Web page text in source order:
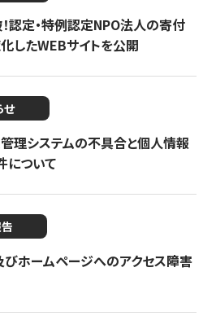
認定・特例認定NPO法人の寄付
したWEBサイトを公開
せ
理システムの不具合と個人情報
について
びホームページへのアクセス障害